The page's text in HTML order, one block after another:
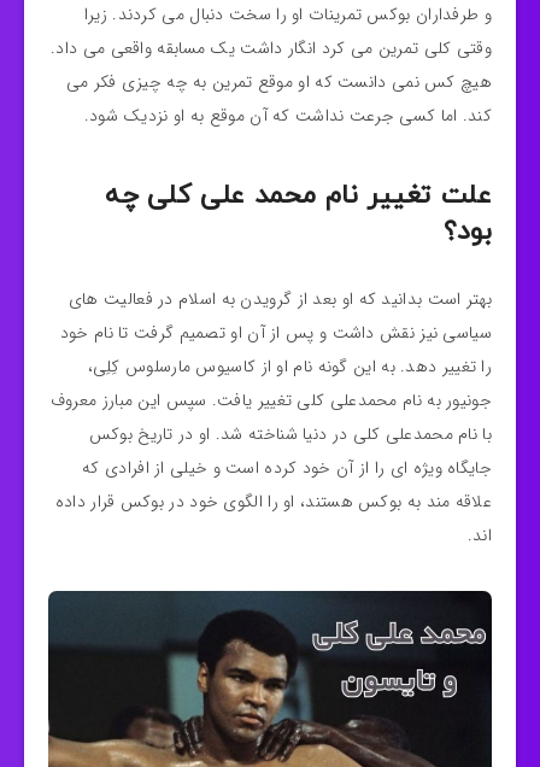
و طرفداران بوکس تمرینات او را سخت دنبال می کردند. زیرا
وقتی کلی تمرین می کرد انگار داشت یک مسابقه واقعی می داد.
هیچ کس نمی دانست که او موقع تمرین به چه چیزی فکر می
کند. اما کسی جرعت نداشت که آن موقع به او نزدیک شود.
علت تغییر نام محمد علی کلی چه
بود؟
بهتر است بدانید که او بعد از گرویدن به اسلام در فعالیت‌ های
سیاسی نیز نقش داشت و پس از آن او تصمیم گرفت تا نام خود
را تغییر دهد. به این گونه نام او از کاسیوس مارسلوس کِلِی،
جونیور به نام محمدعلی کلی تغییر یافت. سپس این مبارز معروف
با نام محمدعلی کلی در دنیا شناخته شد. او در تاریخ بوکس
جایگاه ویژه‌ ای را از آن خود کرده است و خیلی از افرادی که
علاقه مند به بوکس هستند، او را الگوی خود در بوکس قرار داده
اند.